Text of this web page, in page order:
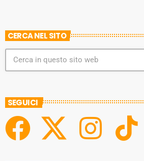
CERCA NEL SITO
SEGUICI